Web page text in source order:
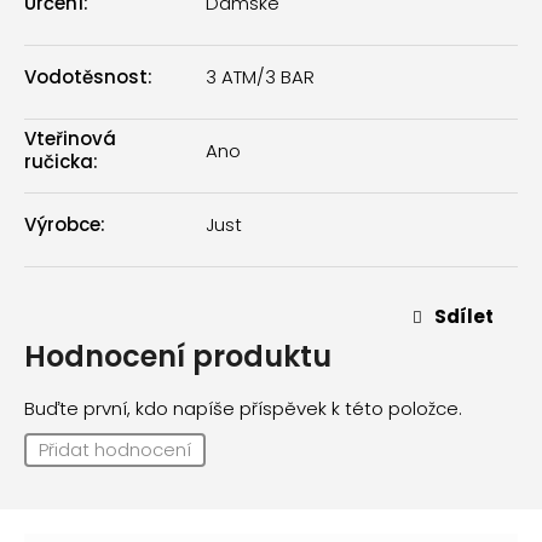
Vodotěsnost: 3 ATM/3 BAR
Vteřinová
ručicka: Ano
Výrobce: Just
Sdílet
Hodnocení produktu
Buďte první, kdo napíše příspěvek k této položce.
Přidat hodnocení